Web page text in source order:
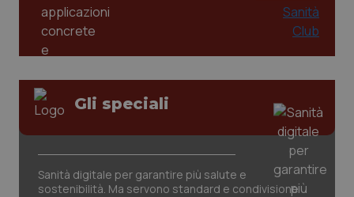
Gli speciali
Sanità digitale per garantire più salute e
sostenibilità. Ma servono standard e condivisione
tracking-sites-ironfish-
session-id
www.quotidianosanita.it
_ga
.quotidianosanita.it